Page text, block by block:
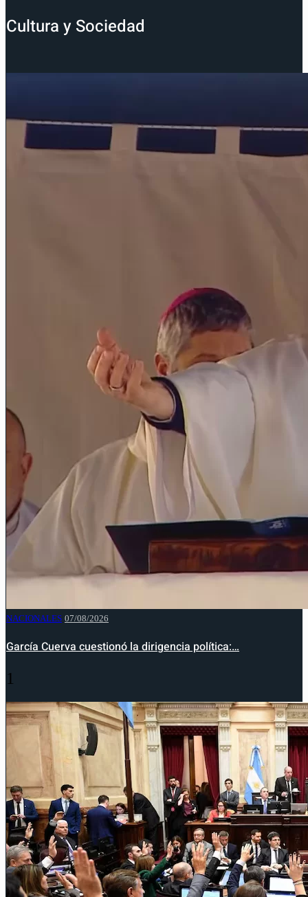
Cultura y Sociedad
NACIONALES 07/08/2026
García Cuerva cuestionó la dirigencia política:…
1